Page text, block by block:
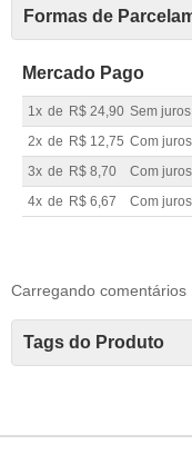
Formas de
Mercado Pago
1x de R$ 24,90 Sem juros
2x de R$ 12,75 Com juros
3x de R$ 8,70 Com juros
4x de R$ 6,67 Com juros
Carregando comentários
Tags do Produto